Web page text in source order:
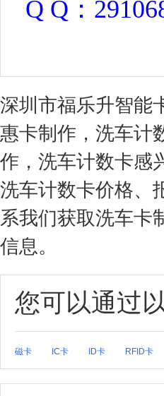
Q Q ：
深圳市福乐升智能
惠卡制作，洗车计
作，洗车计数卡感
洗车计数卡价格、
系我们获取洗车卡
信息。
您可以通过
磁卡 IC卡 ID卡 RFID卡